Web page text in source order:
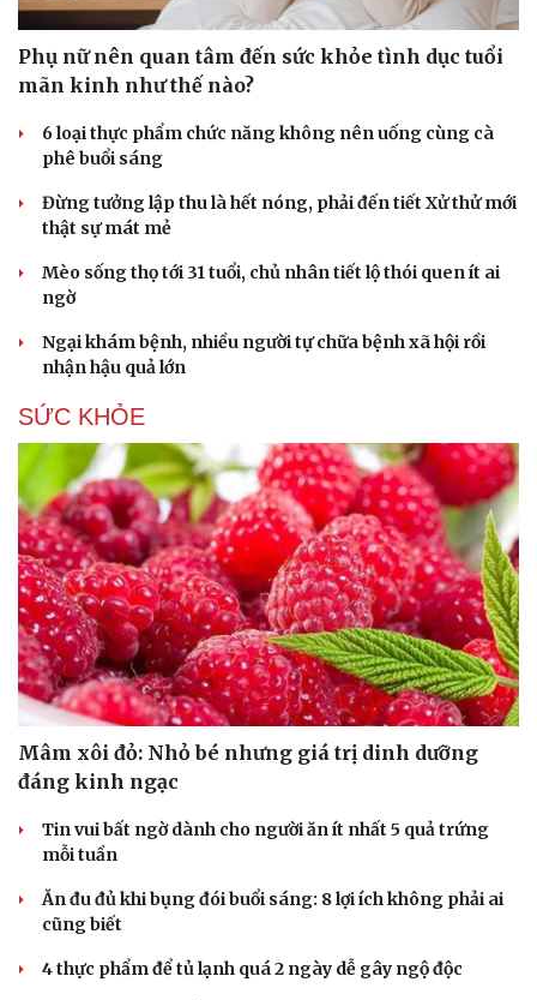
Du lịch
Tư vấn
check-in
Podcast
Cửa sổ tình yêu
Phụ nữ nên quan tâm đến sức khỏe tình dục tuổi
mãn kinh như thế nào?
6 loại thực phẩm chức năng không nên uống cùng cà
phê buổi sáng
Đừng tưởng lập thu là hết nóng, phải đến tiết Xử thử mới
thật sự mát mẻ
Mèo sống thọ tới 31 tuổi, chủ nhân tiết lộ thói quen ít ai
ngờ
Ngại khám bệnh, nhiều người tự chữa bệnh xã hội rồi
nhận hậu quả lớn
SỨC KHỎE
Mâm xôi đỏ: Nhỏ bé nhưng giá trị dinh dưỡng
đáng kinh ngạc
Tin vui bất ngờ dành cho người ăn ít nhất 5 quả trứng
mỗi tuần
Ăn đu đủ khi bụng đói buổi sáng: 8 lợi ích không phải ai
cũng biết
4 thực phẩm để tủ lạnh quá 2 ngày dễ gây ngộ độc